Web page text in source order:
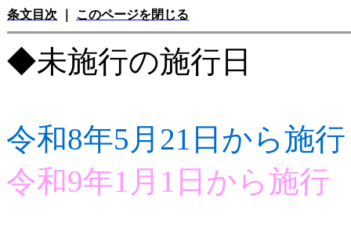
条文目次 このページを閉じる
◆未施行の施行日
令和8年5月21日から施行
令和9年1月1日から施行